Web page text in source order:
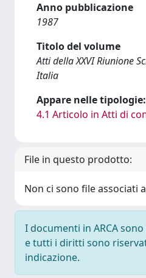
Anno pubblicazione
1987
Titolo del volume
Atti della XXVI Riunione
Italia
Appare nelle tipologie:
4.1 Articolo in Atti di
File in questo prodotto:
Non ci sono file associati
I documenti in ARCA
e tutti i diritti sono
indicazione.